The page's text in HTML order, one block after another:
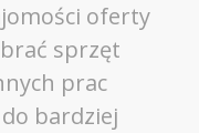
oferty
sprzęt
prac
bardziej